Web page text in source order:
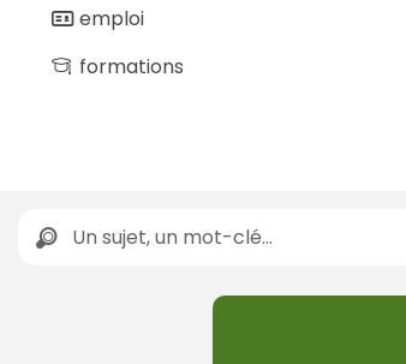
emploi
formations